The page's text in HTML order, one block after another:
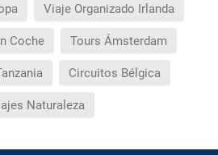
Viaje Organizado Irlanda
Coche Tours Ámsterdam
Circuitos Bélgica
Naturaleza